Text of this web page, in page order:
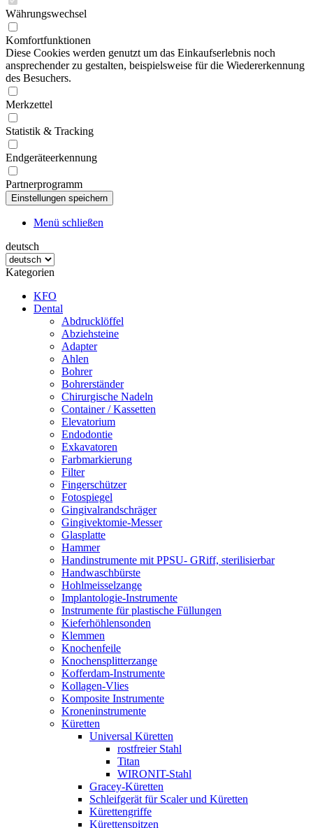
Währungswechsel
Komfortfunktionen
Diese Cookies werden genutzt um das Einkaufserlebnis noch
ansprechender zu gestalten, beispielsweise für die Wiedererkennung
des Besuchers.
Merkzettel
Statistik & Tracking
Endgeräteerkennung
Partnerprogramm
Menü schließen
deutsch
Kategorien
KFO
Dental
Abdrucklöffel
Abziehsteine
Adapter
Ahlen
Bohrer
Bohrerständer
Chirurgische Nadeln
Container / Kassetten
Elevatorium
Endodontie
Exkavatoren
Farbmarkierung
Filter
Fingerschützer
Fotospiegel
Gingivalrandschräger
Gingivektomie-Messer
Glasplatte
Hammer
Handinstrumente mit PPSU- GRiff, sterilisierbar
Handwaschbürste
Hohlmeisselzange
Implantologie-Instrumente
Instrumente für plastische Füllungen
Kieferhöhlensonden
Klemmen
Knochenfeile
Knochensplitterzange
Kofferdam-Instrumente
Kollagen-Vlies
Komposite Instrumente
Kroneninstrumente
Küretten
Universal Küretten
rostfreier Stahl
Titan
WIRONIT-Stahl
Gracey-Küretten
Schleifgerät für Scaler und Küretten
Kürettengriffe
Kürettenspitzen